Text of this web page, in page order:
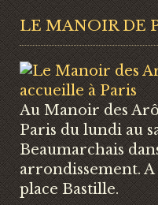
LE MANOIR DE
Au Manoir des
Paris du lundi au
Beaumarchais
arrondissement.
place Bastille.